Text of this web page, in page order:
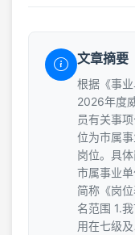
文章摘要
根据《事
2026年度
员有关事
位为市属
岗位。具
市属事业
简称《岗
名范围 1.
用在七级